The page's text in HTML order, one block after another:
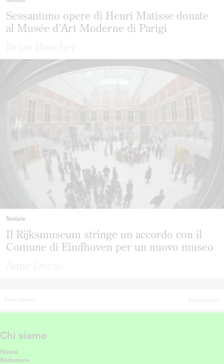
Sessantuno opere di Henri Matisse donate
al Musée d’Art Moderne di Parigi
Notizie
Il Rijksmuseum stringe un accordo con il
Comune di Eindhoven per un nuovo museo
Chi siamo
Rivista
Redazione